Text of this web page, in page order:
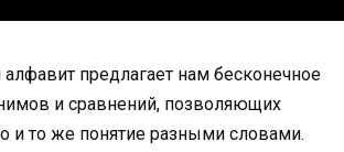
предлагает нам бесконечное
и сравнений, позволяющих
и то же понятие разными словами.